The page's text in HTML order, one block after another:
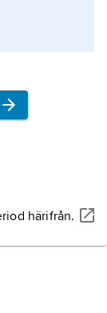
härifrån.